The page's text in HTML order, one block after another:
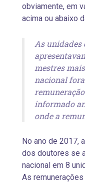
obviamente, em
acima ou abaixo
As unidades
mestres
nacional
informado
onde a
No ano de 2017,
dos doutores se
nacional em 8
As